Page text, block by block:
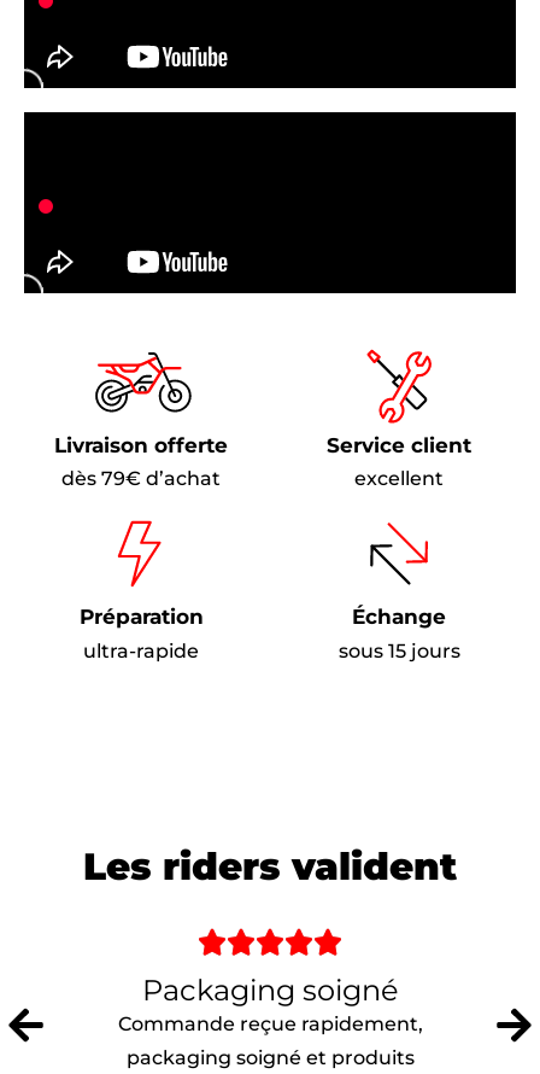
Livraison offerte
dès 79€ d’achat
Service client
excellent
Préparation
ultra-rapide
Échange
sous 15 jours
Les riders valident

Packaging soigné
Commande reçue rapidement,
packaging soigné et produits